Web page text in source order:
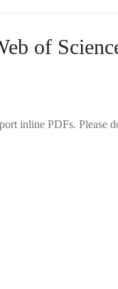
of
inline PDFs. Please